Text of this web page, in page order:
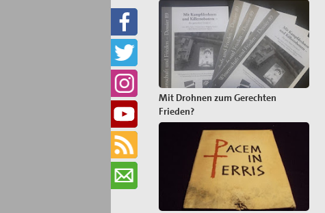
Mit Drohnen zum Gerechten
Frieden?